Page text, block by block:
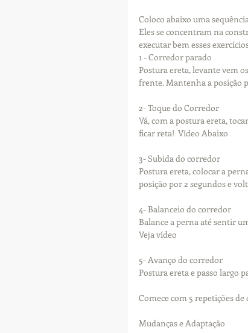
Coloco abaixo uma
Eles se concentram na
executar bem esses
1 - Corredor parado
Postura ereta, levante vem
frente. Mantenha a posição
2- Toque do Corredor
Vá, com a postura ereta,
ficar reta!  Vídeo Abaixo
3- Subida do corredor
Postura ereta, colocar a
posição por 2 segundos e
4- Balanceio do corredor
Balance a perna até sentir
Veja vídeo
5- Avanço do corredor
Postura ereta e passo largo
Comece com 5 repetições
Mudanças e Adaptação